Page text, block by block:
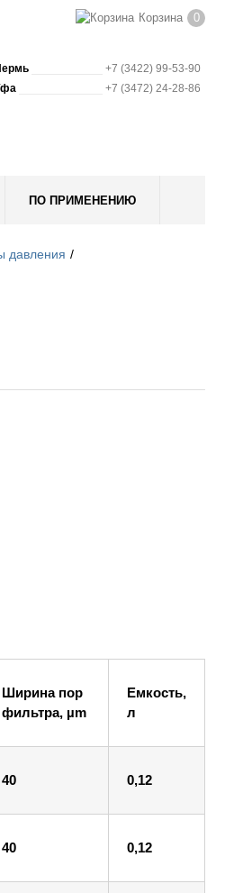
Корзина 0
+7 (3422) 99-53-90
+7 (3472) 24-28-86
ПО ПРИМЕНЕНИЮ
давления
Ширина пор
фильтра, µm
Емкость,
л
40 0,12
40 0,12